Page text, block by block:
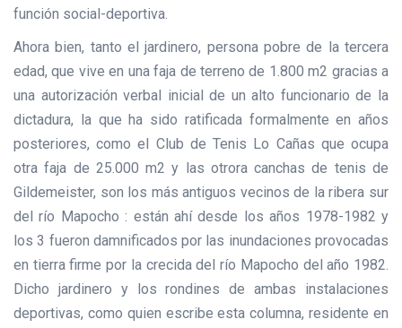
función social-deportiva.
Ahora bien, tanto el jardinero, persona pobre de la tercera
edad, que vive en una faja de terreno de 1.800 m2 gracias a
una autorización verbal inicial de un alto funcionario de la
dictadura, la que ha sido ratificada formalmente en años
posteriores, como el Club de Tenis Lo Cañas que ocupa
otra faja de 25.000 m2 y las otrora canchas de tenis de
Gildemeister, son los más antiguos vecinos de la ribera sur
del río Mapocho : están ahí desde los años 1978-1982 y
los 3 fueron damnificados por las inundaciones provocadas
en tierra firme por la crecida del río Mapocho del año 1982.
Dicho jardinero y los rondines de ambas instalaciones
deportivas, como quien escribe esta columna, residente en